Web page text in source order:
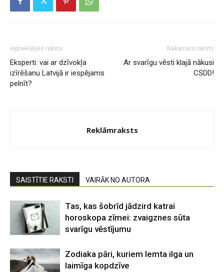
Iepriekšējais raksts
Eksperti: vai ar dzīvokļa
izīrēšanu Latvijā ir iespējams
pelnīt?
Nākamais raksts
Ar svarīgu vēsti klajā nākusi
CSDD!
Reklāmraksts
SAISTĪTIE RAKSTI VAIRĀK NO AUTORA
Tas, kas šobrīd jādzird katrai
horoskopa zīmei: zvaigznes sūta
svarīgu vēstījumu
Zodiaka pāri, kuriem lemta ilga un
laimīga kopdzīve